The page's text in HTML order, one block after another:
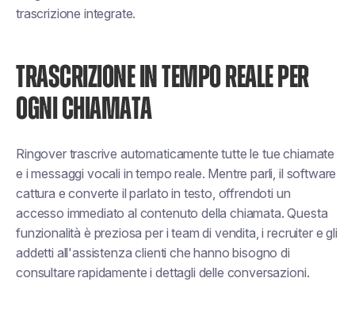
trascrizione integrate.
TRASCRIZIONE IN TEMPO REALE PER
OGNI CHIAMATA
Ringover trascrive automaticamente tutte le tue chiamate
e i messaggi vocali in tempo reale. Mentre parli, il software
cattura e converte il parlato in testo, offrendoti un
accesso immediato al contenuto della chiamata. Questa
funzionalità è preziosa per i team di vendita, i recruiter e gli
addetti all'assistenza clienti che hanno bisogno di
consultare rapidamente i dettagli delle conversazioni.